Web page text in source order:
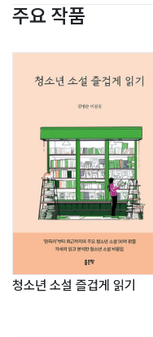
주요 작품
청소년 소설 즐겁게 읽기